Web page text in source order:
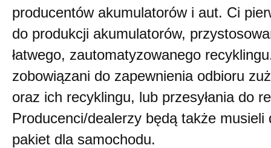
producentów akumulatorów i aut. Ci
do produkcji akumulatorów,
łatwego, zautomatyzowanego
zobowiązani do zapewnienia odbioru
oraz ich recyklingu, lub przesyłania do
Producenci/dealerzy będą także musieli
pakiet dla samochodu.